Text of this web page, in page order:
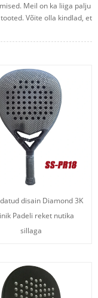
Meil on ka liiga palju
Võite olla kindlad, et
disain Diamond 3K
Padeli reket nutika
sillaga